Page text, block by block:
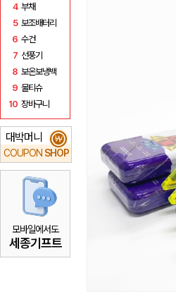
4 부채
5 보조배터리
6 수건
7 선풍기
8 보온보냉백
9 물티슈
10 장바구니
대박머니
COUPON SHOP
₩
모바일에서도
세종기프트